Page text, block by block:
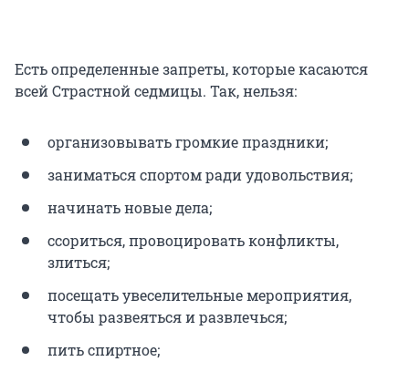
Есть определенные запреты, которые касаются
всей Страстной седмицы. Так, нельзя:
организовывать громкие праздники;
заниматься спортом ради удовольствия;
начинать новые дела;
ссориться, провоцировать конфликты,
злиться;
посещать увеселительные мероприятия,
чтобы развеяться и развлечься;
пить спиртное;